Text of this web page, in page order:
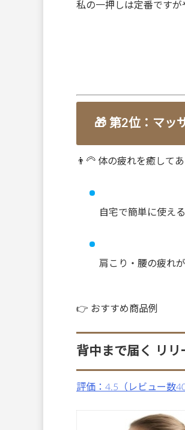
私の一押しは定番ですが
🎁 第2位：マッ
👨‍🦳 体の疲れを癒して
自宅で簡単に使え
肩こり・腰の疲れ
👉 おすすめ商品例
背中まで届く リリ
評価：4.5（レビュー数